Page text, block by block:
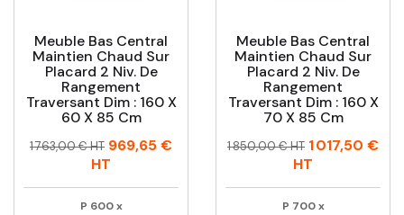
Meuble Bas Central
Maintien Chaud Sur
Placard 2 Niv. De
Rangement
Traversant Dim : 160 X
60 X 85 Cm
Prix
Prix
1 763,00 € HT 969,65 €
HT
P 600 x
Meuble Bas Central
Maintien Chaud Sur
Placard 2 Niv. De
Rangement
Traversant Dim : 160 X
70 X 85 Cm
Prix
Prix
1 850,00 € HT 1 017,50 €
HT
P 700 x